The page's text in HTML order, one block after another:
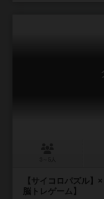
【サイコロパズル
脳トレゲーム】